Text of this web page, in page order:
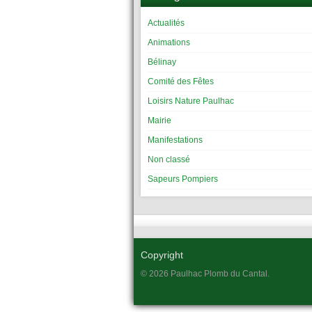
Actualités
Animations
Bélinay
Comité des Fêtes
Loisirs Nature Paulhac
Mairie
Manifestations
Non classé
Sapeurs Pompiers
Copyright
© 2026 Paulhac Plomb du Cantal.